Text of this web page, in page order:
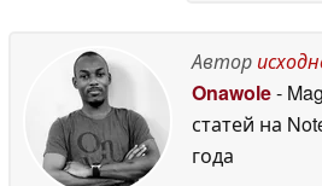
Автор
Onawole-
статей на
года